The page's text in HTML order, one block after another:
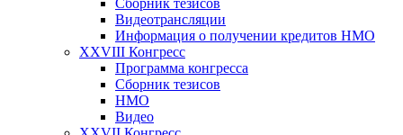
Сборник тезисов
Видеотрансляции
Информация о получении кредитов НМО
XXVIII Конгресс
Программа конгресса
Сборник тезисов
НМО
Видео